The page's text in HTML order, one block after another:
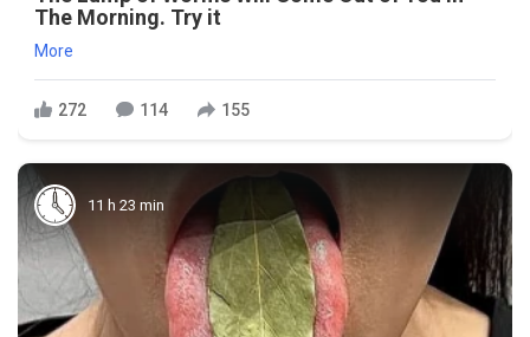
The Morning. Try it
More
272 114 155
11 h 23 min